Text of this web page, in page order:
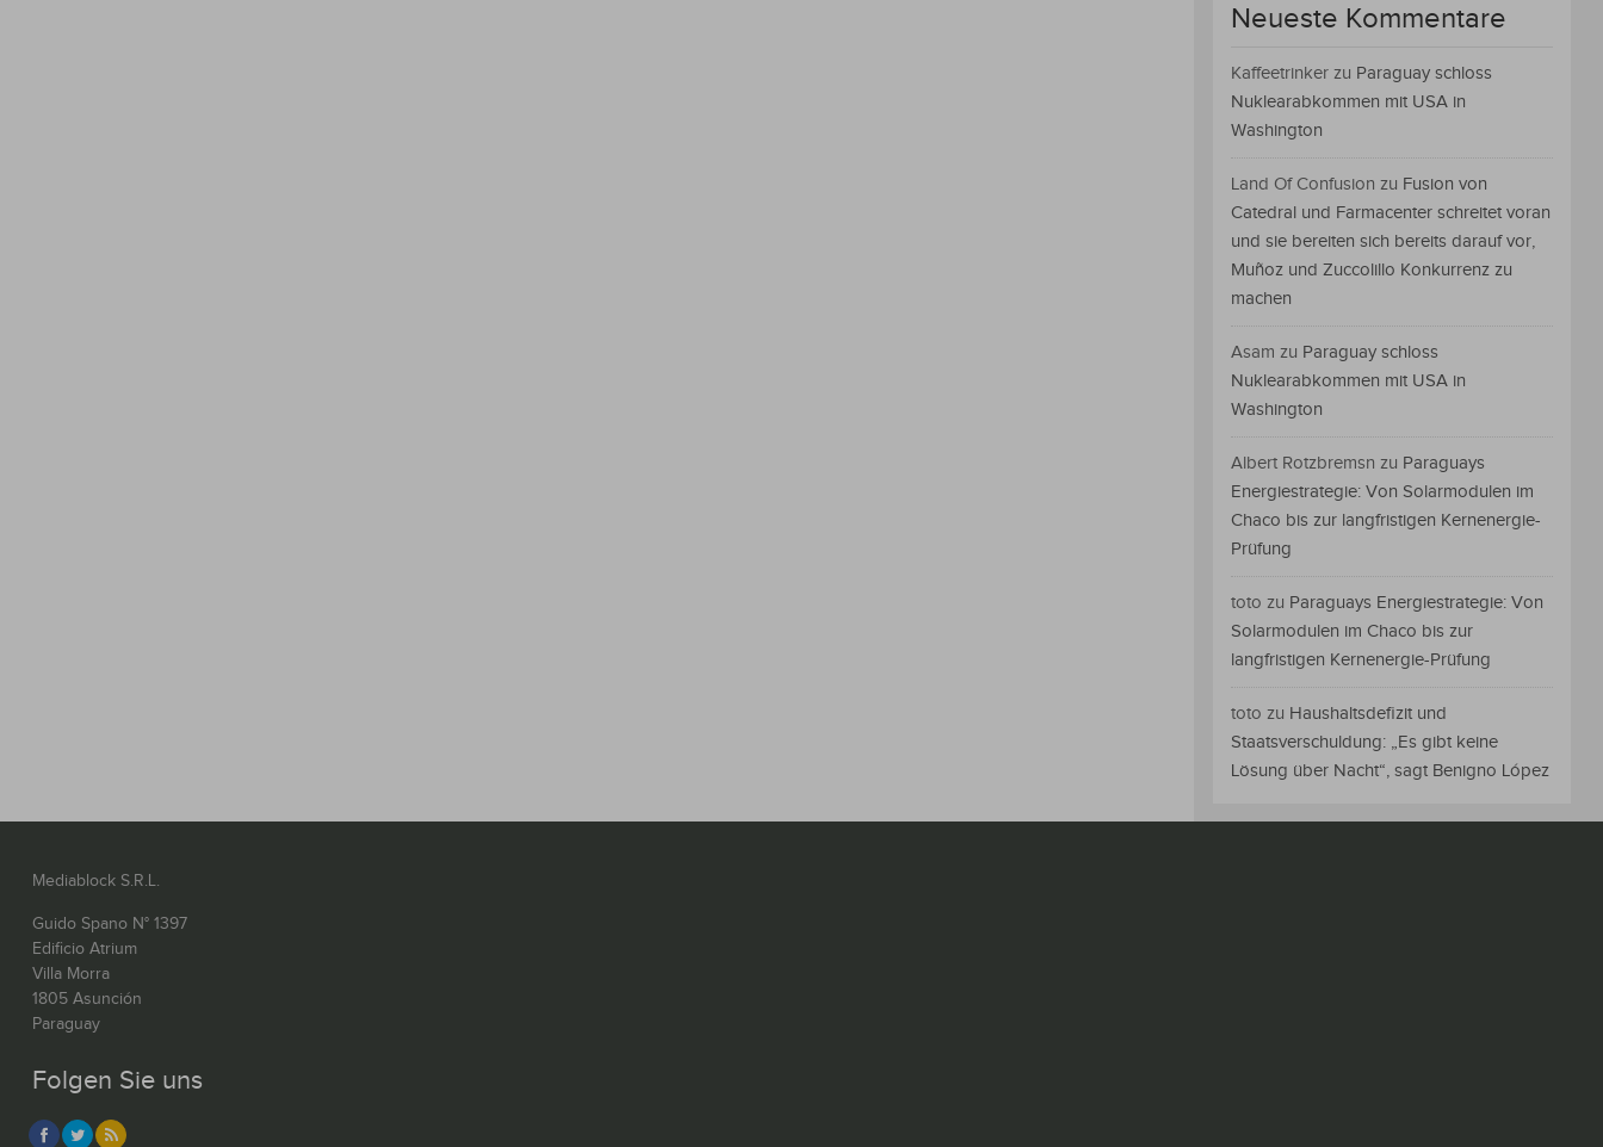
Neueste Kommentare
Kaffeetrinker zu Paraguay schloss
Nuklearabkommen mit USA in
Washington
Land Of Confusion zu Fusion von
Catedral und Farmacenter schreitet voran
und sie bereiten sich bereits darauf vor,
Muñoz und Zuccolillo Konkurrenz zu
machen
Asam zu Paraguay schloss
Nuklearabkommen mit USA in
Washington
Albert Rotzbremsn zu Paraguays
Energiestrategie: Von Solarmodulen im
Chaco bis zur langfristigen Kernenergie-
Prüfung
toto zu Paraguays Energiestrategie: Von
Solarmodulen im Chaco bis zur
langfristigen Kernenergie-Prüfung
toto zu Haushaltsdefizit und
Staatsverschuldung: „Es gibt keine
Lösung über Nacht“, sagt Benigno López
Mediablock S.R.L.
Guido Spano N° 1397
Edificio Atrium
Villa Morra
1805 Asunción
Paraguay
Folgen Sie uns